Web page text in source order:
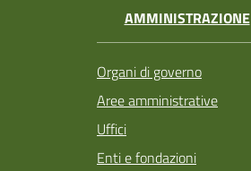
AMMINISTRAZIONE
Organi di governo
Aree amministrative
Uffici
Enti e fondazioni